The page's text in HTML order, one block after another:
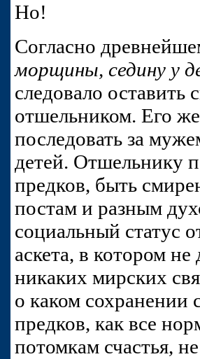
Но!
Согласно
морщины, седину у
следовало оставить
отшельником. Его
последовать за
детей. Отшельнику
предков, быть
постам и разным
социальный статус
аскета, в котором
никаких мирских
о каком сохранении
предков, как все
потомкам счастья,